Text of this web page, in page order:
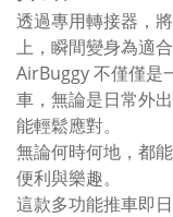
透過專用轉接器，
上，瞬間變身為適
AirBuggy 不僅僅是
車，無論是日常外
能輕鬆應對。
無論何時何地，都
便利與樂趣。
這款多功能推車即